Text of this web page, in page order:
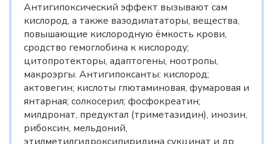
Антигипоксический эффект вызывают сам
кислород, а также вазодилататоры, вещества,
повышающие кислородную ёмкость крови,
сродство гемоглобина к кислороду;
цитопротекторы, адаптогены, ноотропы,
макроэргы. Антигипоксанты: кислород;
актовегин; кислоты глютаминовая, фумаровая и
янтарная; солкосерил; фосфокреатин;
милдронат, предуктал (триметазидин), инозин,
рибоксин, мельдоний,